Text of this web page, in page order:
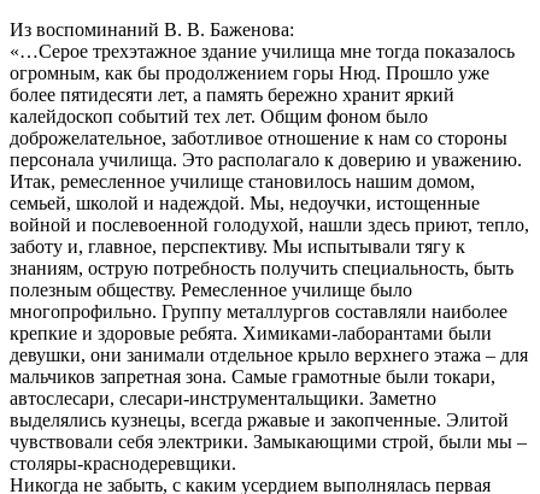
Из воспоминаний В. В. Баженова:
«…Серое трехэтажное здание училища мне тогда показалось
огромным, как бы продолжением горы Нюд. Прошло уже
более пятидесяти лет, а память бережно хранит яркий
калейдоскоп событий тех лет. Общим фоном было
доброжелательное, заботливое отношение к нам со стороны
персонала училища. Это располагало к доверию и уважению.
Итак, ремесленное училище становилось нашим домом,
семьей, школой и надеждой. Мы, недоучки, истощенные
войной и послевоенной голодухой, нашли здесь приют, тепло,
заботу и, главное, перспективу. Мы испытывали тягу к
знаниям, острую потребность получить специальность, быть
полезным обществу. Ремесленное училище было
многопрофильно. Группу металлургов составляли наиболее
крепкие и здоровые ребята. Химиками-лаборантами были
девушки, они занимали отдельное крыло верхнего этажа – для
мальчиков запретная зона. Самые грамотные были токари,
автослесари, слесари-инструментальщики. Заметно
выделялись кузнецы, всегда ржавые и закопченные. Элитой
чувствовали себя электрики. Замыкающими строй, были мы –
столяры-краснодеревщики.
Никогда не забыть, с каким усердием выполнялась первая